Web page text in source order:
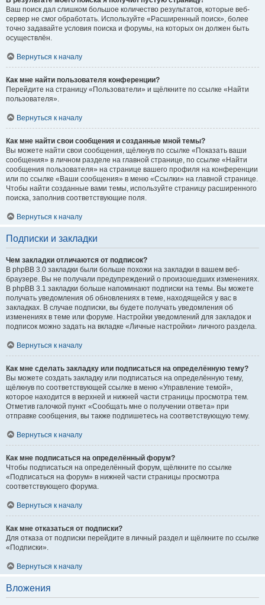
Ваш поиск дал слишком большое количество результатов, которые веб-
сервер не смог обработать. Используйте «Расширенный поиск», более
точно задавайте условия поиска и форумы, на которых он должен быть
осуществлён.
Вернуться к началу
Как мне найти пользователя конференции?
Перейдите на страницу «Пользователи» и щёлкните по ссылке «Найти
пользователя».
Вернуться к началу
Как мне найти свои сообщения и созданные мной темы?
Вы можете найти свои сообщения, щёлкнув по ссылке «Показать ваши
сообщения» в личном разделе на главной странице, по ссылке «Найти
сообщения пользователя» на странице вашего профиля на конференции
или по ссылке «Ваши сообщения» в меню «Ссылки» на главной странице.
Чтобы найти созданные вами темы, используйте страницу расширенного
поиска, заполнив соответствующие поля.
Вернуться к началу
Подписки и закладки
Чем закладки отличаются от подписок?
В phpBB 3.0 закладки были больше похожи на закладки в вашем веб-
браузере. Вы не получали предупреждений о произошедших изменениях.
В phpBB 3.1 закладки больше напоминают подписки на темы. Вы можете
получать уведомления об обновлениях в теме, находящейся у вас в
закладках. В случае подписки, вы будете получать уведомления об
изменениях в теме или форуме. Настройки уведомлений для закладок и
подписок можно задать на вкладке «Личные настройки» личного раздела.
Вернуться к началу
Как мне сделать закладку или подписаться на определённую тему?
Вы можете создать закладку или подписаться на определённую тему,
щёлкнув по соответствующей ссылке в меню «Управление темой»,
которое находится в верхней и нижней части страницы просмотра тем.
Отметив галочкой пункт «Сообщать мне о получении ответа» при
отправке сообщения, вы также подпишетесь на соответствующую тему.
Вернуться к началу
Как мне подписаться на определённый форум?
Чтобы подписаться на определённый форум, щёлкните по ссылке
«Подписаться на форум» в нижней части страницы просмотра
соответствующего форума.
Вернуться к началу
Как мне отказаться от подписки?
Для отказа от подписки перейдите в личный раздел и щёлкните по ссылке
«Подписки».
Вернуться к началу
Вложения